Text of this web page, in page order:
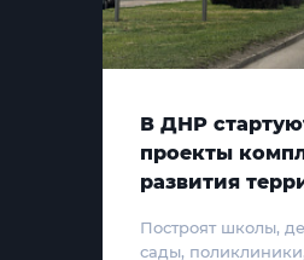
В ДНР
проекты
развития
Построят школы,
сады,